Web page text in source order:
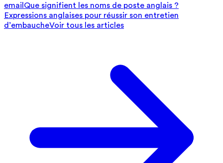
email Que signifient les noms de poste anglais ?
Expressions anglaises pour réussir son entretien
d’embaucheVoir tous les articles